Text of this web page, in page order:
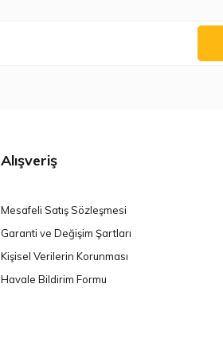
Alışveriş
Mesafeli Satış Sözleşmesi
Garanti ve Değişim Şartları
Kişisel Verilerin Korunması
Havale Bildirim Formu